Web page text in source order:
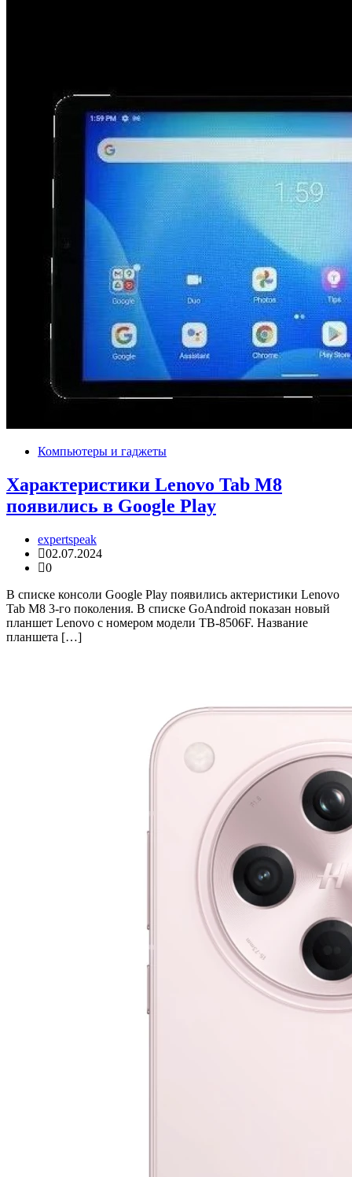
Компьютеры и гаджеты
Характеристики Lenovo Tab M8
появились в Google Play
expertspeak
02.07.2024
0
В списке консоли Google Play появились актеристики Lenovo
Tab M8 3-го поколения. В списке GoAndroid показан новый
планшет Lenovo с номером модели TB-8506F. Название
планшета […]